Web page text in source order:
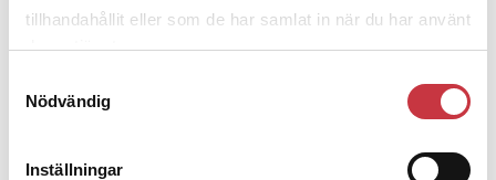
tillhandahållit eller som de har samlat in när du har använt
deras tjänster.
Nödvändig
Inställningar
godtyckliga grunder
Snart 20 år i tjänst – nu
ska han lära sig grunderna